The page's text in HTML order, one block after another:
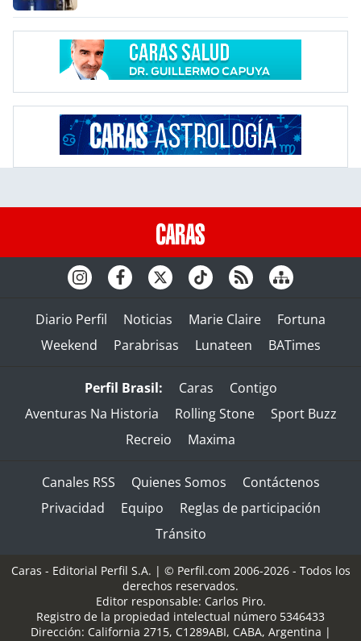
Diario Perfil Noticias Marie Claire
Fortuna
Weekend
Parabrisas Lunateen BATimes
Perfil Brasil: Caras
Contigo
Aventuras Na Historia
Rolling Stone
Sport Buzz
Recreio
Maxima
Canales RSS Quienes Somos
Contáctenos
Privacidad
Equipo
Reglas de participación
Tránsito
Caras - Editorial Perfil S.A. | © Perfil.com 2006-2026 - Todos los
derechos reservados.
Editor responsable: Carlos Piro.
Registro de la propiedad intelectual número 5346433
Dirección: California 2715, C1289ABI, CABA, Argentina |